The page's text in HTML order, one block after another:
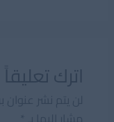
اترك تعليقاً